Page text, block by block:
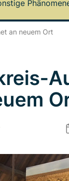
an neuem Ort